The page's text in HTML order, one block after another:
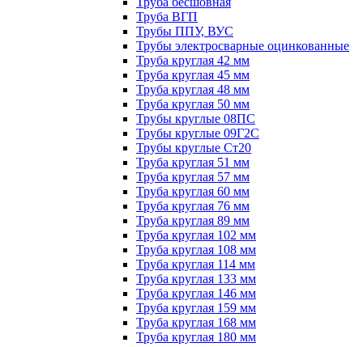
Труба ВГП
Трубы ППУ, ВУС
Трубы электросварные оцинкованные
Труба круглая 42 мм
Труба круглая 45 мм
Труба круглая 48 мм
Труба круглая 50 мм
Трубы круглые 08ПС
Трубы круглые 09Г2С
Трубы круглые Ст20
Труба круглая 51 мм
Труба круглая 57 мм
Труба круглая 60 мм
Труба круглая 76 мм
Труба круглая 89 мм
Труба круглая 102 мм
Труба круглая 108 мм
Труба круглая 114 мм
Труба круглая 133 мм
Труба круглая 146 мм
Труба круглая 159 мм
Труба круглая 168 мм
Труба круглая 180 мм